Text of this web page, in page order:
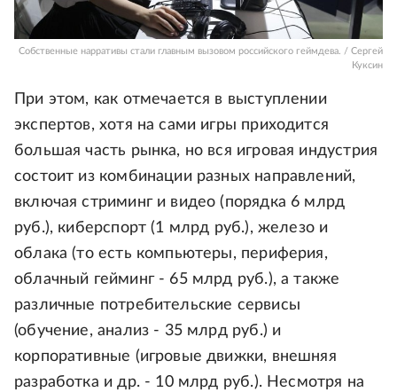
Собственные нарративы стали главным вызовом российского геймдева. / Сергей
Куксин
При этом, как отмечается в выступлении
экспертов, хотя на сами игры приходится
большая часть рынка, но вся игровая индустрия
состоит из комбинации разных направлений,
включая стриминг и видео (порядка 6 млрд
руб.), киберспорт (1 млрд руб.), железо и
облака (то есть компьютеры, периферия,
облачный гейминг - 65 млрд руб.), а также
различные потребительские сервисы
(обучение, анализ - 35 млрд руб.) и
корпоративные (игровые движки, внешняя
разработка и др. - 10 млрд руб.). Несмотря на